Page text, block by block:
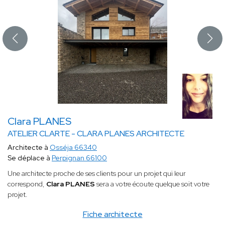
Clara PLANES
ATELIER CLARTE - CLARA PLANES ARCHITECTE
Fiche architecte
Architecte à Osséja 66340
Se déplace à Perpignan 66100
Une architecte proche de ses clients pour un projet qui leur
correspond, Clara PLANES sera a votre écoute quelque soit votre
projet.